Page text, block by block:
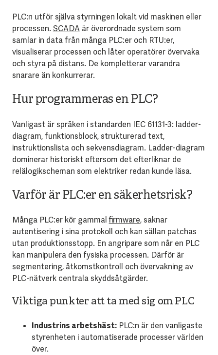
PLC:n utför själva styrningen lokalt vid maskinen eller
processen. SCADAär överordnade system som
samlar in data från många PLC:er och RTU:er,
visualiserar processen och låter operatörer övervaka
och styra på distans. De kompletterar varandra
snarare än konkurrerar.
Hur programmeras en PLC?
Vanligast är språken i standarden IEC 61131-3: ladder-
diagram, funktionsblock, strukturerad text,
instruktionslista och sekvensdiagram. Ladder-diagram
dominerar historiskt eftersom det efterliknar de
relälogikscheman som elektriker redan kunde läsa.
Varför är PLC:er en säkerhetsrisk?
Många PLC:er kör gammalfirmware, saknar
autentisering i sina protokoll och kan sällan patchas
utan produktionsstopp. En angripare som når en PLC
kan manipulera den fysiska processen. Därför är
segmentering, åtkomstkontroll och övervakning av
PLC-nätverk centrala skyddsåtgärder.
Viktiga punkter att ta med sig om PLC
Industrins arbetshäst:PLC:n är den vanligaste
styrenheten i automatiserade processer världen
över.